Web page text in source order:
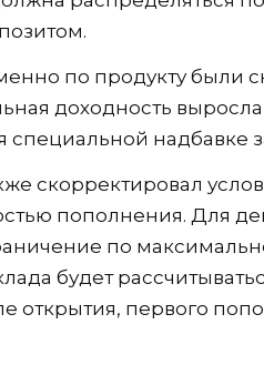
по продукту были
доходность
специальной надбавке
скорректировал
пополнения. Для
по
будет
открытия, первого